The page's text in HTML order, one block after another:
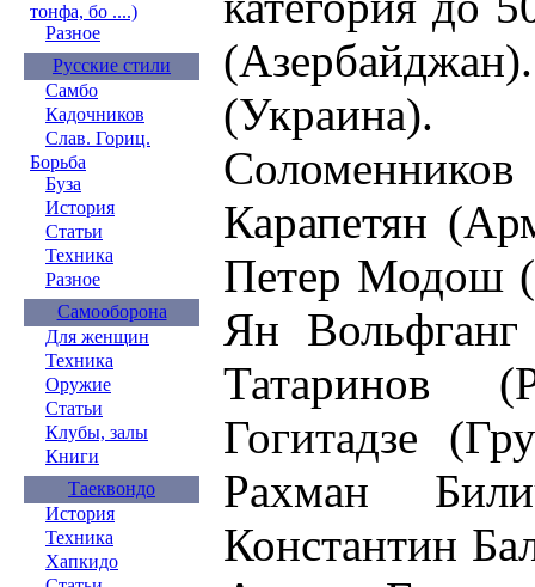
тонфа, бо ....)
Разное
Русские стили
Самбо
Кадочников
Слав. Гориц.
Борьба
Буза
История
Статьи
Техника
Разное
Самооборона
Для женщин
Техника
Оружие
Статьи
Клубы, залы
Книги
Таеквондо
История
Техника
Хапкидо
Карапетян
Петер Модош
Ян
Татаринов
Гогитадзе
Рахман
Константин